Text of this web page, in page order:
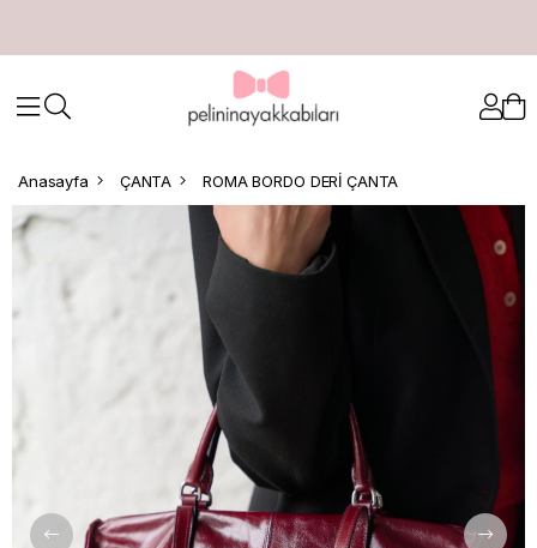
Anasayfa ÇANTA ROMA BORDO DERİ ÇANTA